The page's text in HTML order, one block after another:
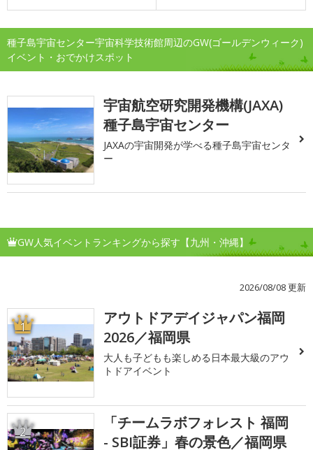
種子島宇宙センター宇宙科学技術館周辺のGW(ゴールデンウィーク)
イベント・おでかけスポット
宇宙航空研究開発機構(JAXA)
種子島宇宙センター
JAXAの宇宙開発が学べる種子島宇宙センタ
ー
GW人気イベントランキングから探す【九州・沖縄】
2026/08/08 更新
1
アウトドアデイジャパン福岡
2026／福岡県
大人も子どもも楽しめる日本最大級のアウ
トドアイベント
2
「チームラボフォレスト 福岡
- SBI証券」春の景色／福岡県